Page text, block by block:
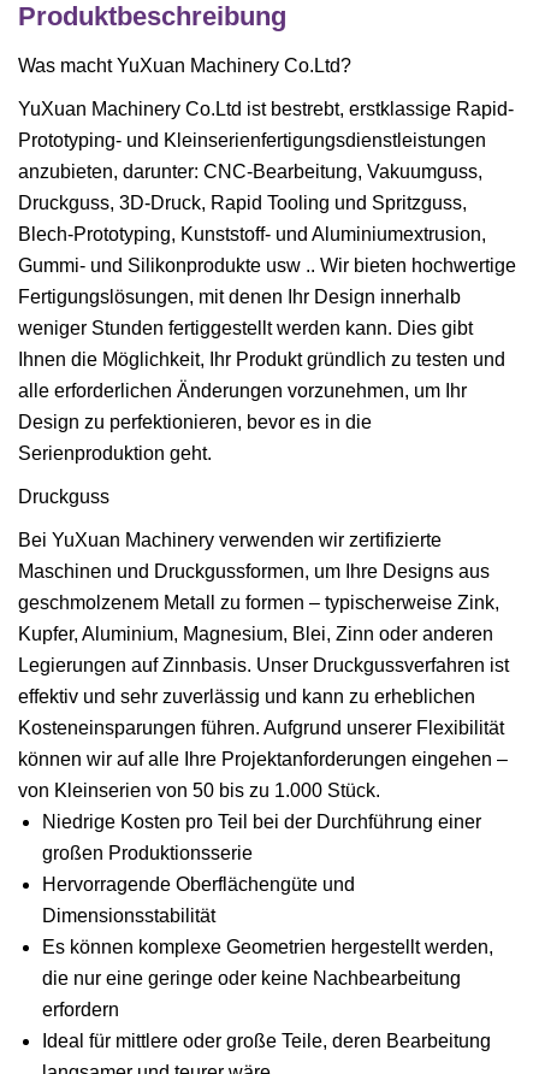
Produktbeschreibung
Was macht YuXuan Machinery Co.Ltd?
YuXuan Machinery Co.Ltd ist bestrebt, erstklassige Rapid-
Prototyping- und Kleinserienfertigungsdienstleistungen
anzubieten, darunter: CNC-Bearbeitung, Vakuumguss,
Druckguss, 3D-Druck, Rapid Tooling und Spritzguss,
Blech-Prototyping, Kunststoff- und Aluminiumextrusion,
Gummi- und Silikonprodukte usw .. Wir bieten hochwertige
Fertigungslösungen, mit denen Ihr Design innerhalb
weniger Stunden fertiggestellt werden kann. Dies gibt
Ihnen die Möglichkeit, Ihr Produkt gründlich zu testen und
alle erforderlichen Änderungen vorzunehmen, um Ihr
Design zu perfektionieren, bevor es in die
Serienproduktion geht.
Druckguss
Bei YuXuan Machinery verwenden wir zertifizierte
Maschinen und Druckgussformen, um Ihre Designs aus
geschmolzenem Metall zu formen – typischerweise Zink,
Kupfer, Aluminium, Magnesium, Blei, Zinn oder anderen
Legierungen auf Zinnbasis. Unser Druckgussverfahren ist
effektiv und sehr zuverlässig und kann zu erheblichen
Kosteneinsparungen führen. Aufgrund unserer Flexibilität
können wir auf alle Ihre Projektanforderungen eingehen –
von Kleinserien von 50 bis zu 1.000 Stück.
Niedrige Kosten pro Teil bei der Durchführung einer
großen Produktionsserie
Hervorragende Oberflächengüte und
Dimensionsstabilität
Es können komplexe Geometrien hergestellt werden,
die nur eine geringe oder keine Nachbearbeitung
erfordern
Ideal für mittlere oder große Teile, deren Bearbeitung